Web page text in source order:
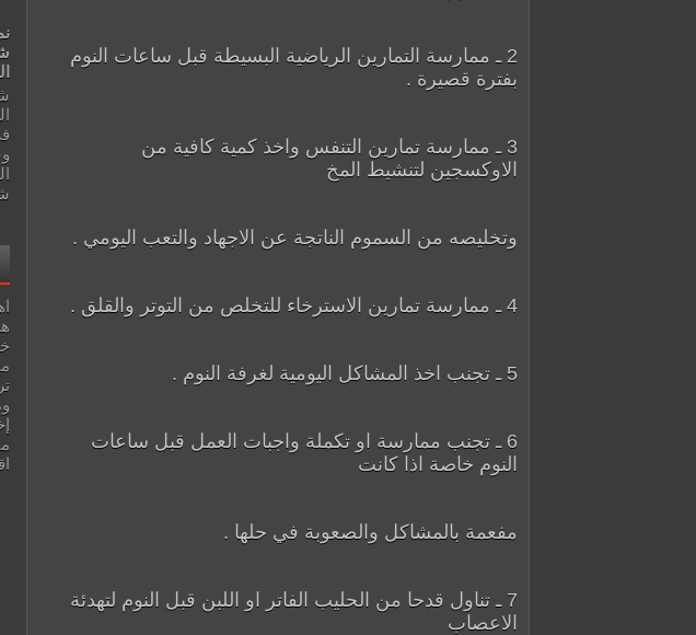
2 ـ ممارسة التمارين الرياضية البسيطة قبل ساعات النوم
بفترة قصيرة .
3 ـ ممارسة تمارين التنفس واخذ كمية كافية من
الاوكسجين لتنشيط المخ
وتخليصه من السموم الناتجة عن الاجهاد والتعب اليومي .
4 ـ ممارسة تمارين الاسترخاء للتخلص من التوتر والقلق .
5 ـ تجنب اخذ المشاكل اليومية لغرفة النوم .
6 ـ تجنب ممارسة او تكملة واجبات العمل قبل ساعات
النوم خاصة اذا كانت
مفعمة بالمشاكل والصعوبة في حلها .
7 ـ تناول قدحا من الحليب الفاتر او اللبن قبل النوم لتهدئة
الاعصاب